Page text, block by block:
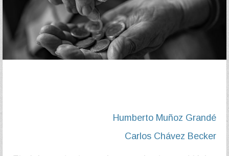
Humberto Muñoz Grandé
Carlos Chávez Becker